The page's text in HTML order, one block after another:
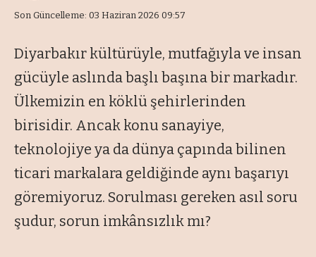
Son Güncelleme: 03 Haziran 2026 09:57
Diyarbakır kültürüyle, mutfağıyla ve insan
gücüyle aslında başlı başına bir markadır.
Ülkemizin en köklü şehirlerinden
birisidir. Ancak konu sanayiye,
teknolojiye ya da dünya çapında bilinen
ticari markalara geldiğinde aynı başarıyı
göremiyoruz. Sorulması gereken asıl soru
şudur, sorun imkânsızlık mı?